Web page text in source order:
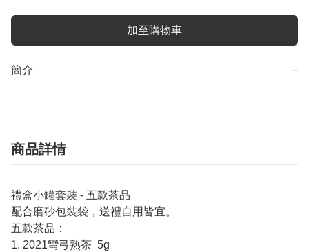
加至購物車
簡介 −
商品詳情
禮盒小罐套裝 - 五款茶品
配合磨砂包裝袋，送禮自用皆宜。
五款茶品：
1. 2021彎弓熟茶 5g